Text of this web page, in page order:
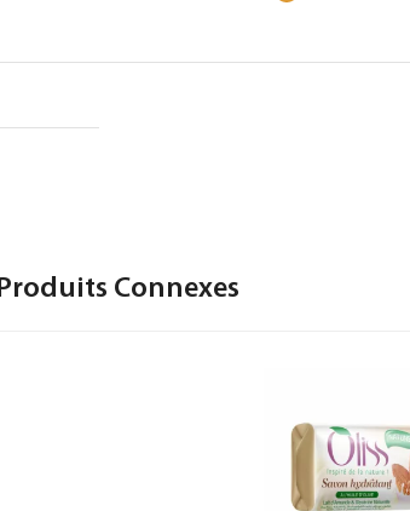
Produits Connexes